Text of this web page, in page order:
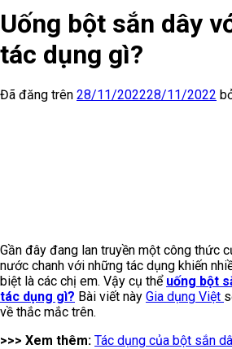
Uống bột sắn dây
tác dụng gì?
Đã đăng trên 28/11/202228/11/2022
Gần đây đang lan truyền một công thức
nước chanh với những tác dụng khiến
biệt là các chị em. Vậy cụ thể uống bột
tác dụng gì? Bài viết này Gia dụng Việt
về thắc mắc trên.
>>> Xem thêm: Tác dụng của bột sắn